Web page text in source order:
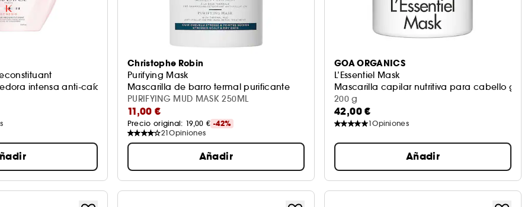
intensa anti-caída
Christophe Robin
Purifying Mask
Mascarilla de barro termal purificante
PURIFYING MUD MASK 250ML
11,00 €
Precio original: 19,00 € -42%
21Opiniones
Añadir
GOA ORGANICS
L’Essentiel Mask
Mascarilla capilar nutritiva para cabello
200 g
42,00 €
1Opiniones
Añadir